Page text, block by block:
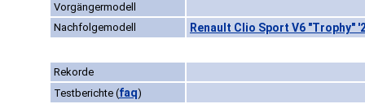
Vorgängermodell
Nachfolgemodell
Renault Clio Sport V6 "Trophy"
Rekorde
Testberichte (faq)